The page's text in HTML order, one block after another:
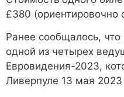
£380 (ориентировочно
Ранее сообщалось,
одной из четырех
Евровидения-2023,
Ливерпуле 13 мая 2023